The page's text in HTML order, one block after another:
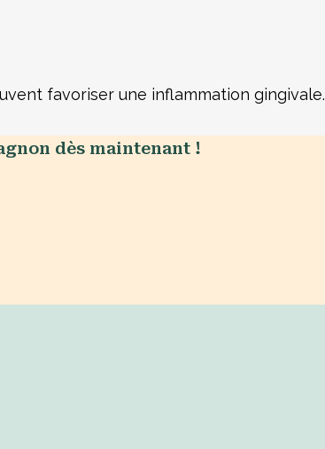
favoriser une inflammation gingivale.
dès maintenant !